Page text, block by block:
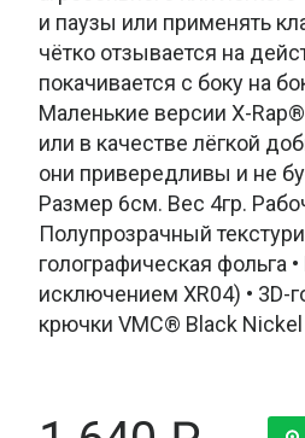
и паузы или применять
чётко отзывается на
покачивается с боку на
Маленькие версии X-
или в качестве лёгкой
они привередливы и не
Размер 6см. Вес 4гр.
Полупрозрачный
голографическая фольга
исключением XR04) • 3D-
крючки VMC® Black